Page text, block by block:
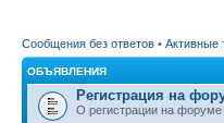
Сообщения без ответов • Активные
ОБЪЯВЛЕНИЯ
Регистрация на
О регистрации на форуме